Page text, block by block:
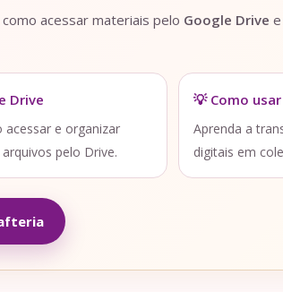
como acessar materiais pelo Google Drive
Drive
acessar e organizar
pelo Drive.
💡 Como
Aprenda a
digitais em